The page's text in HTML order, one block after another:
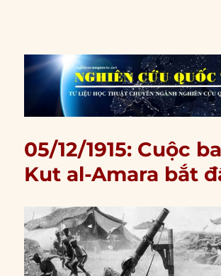
05/12/1915: Cuộc
Kut al-Amara bắt